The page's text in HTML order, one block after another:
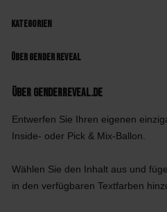
Kategorien
Über Gender Reveal
Über GenderReveal.de
Entwerfen Sie Ihren eigenen
Inside- oder Pick & Mix-Ballon.
Wählen Sie den Inhalt aus und
in den verfügbaren Textfarben